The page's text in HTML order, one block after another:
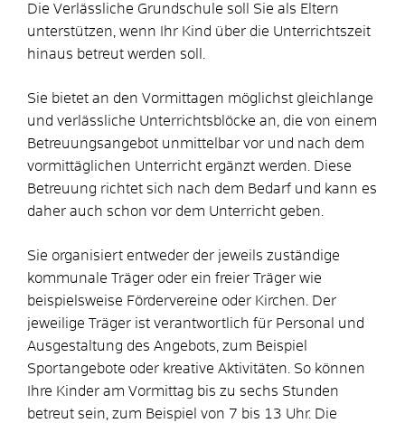
Die Verlässliche Grundschule soll Sie als Eltern
unterstützen, wenn Ihr Kind über die Unterrichtszeit
hinaus betreut werden soll.
Sie bietet an den Vormittagen möglichst gleichlange
und verlässliche Unterrichtsblöcke an, die von einem
Betreuungsangebot unmittelbar vor und nach dem
vormittäglichen Unterricht ergänzt werden. Diese
Betreuung richtet sich nach dem Bedarf und kann es
daher auch schon vor dem Unterricht geben.
Sie organisiert entweder der jeweils zuständige
kommunale Träger oder ein freier Träger wie
beispielsweise Fördervereine oder Kirchen. Der
jeweilige Träger ist verantwortlich für Personal und
Ausgestaltung des Angebots, zum Beispiel
Sportangebote oder kreative Aktivitäten. So können
Ihre Kinder am Vormittag bis zu sechs Stunden
betreut sein, zum Beispiel von 7 bis 13 Uhr. Die